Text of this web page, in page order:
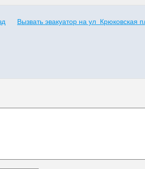
Вызвать эвакуатор на ул Крюковская